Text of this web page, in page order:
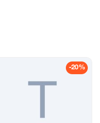
-20%